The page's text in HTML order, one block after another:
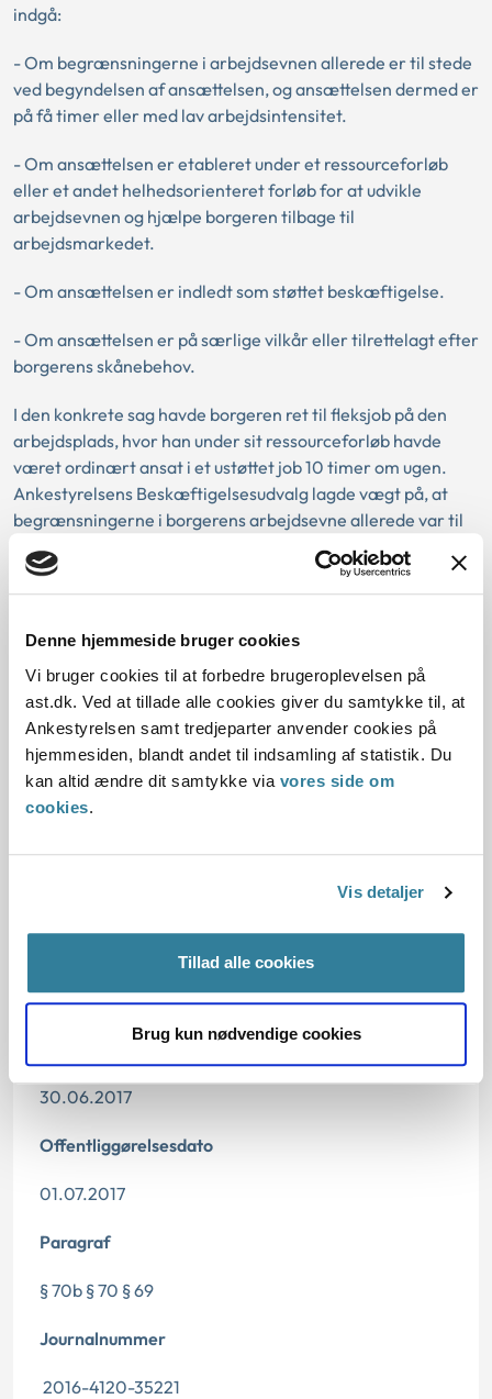
Denne hjemmeside bruger cookies
Vi bruger cookies til at forbedre brugeroplevelsen på
ast.dk. Ved at tillade alle cookies giver du samtykke til, at
Ankestyrelsen samt tredjeparter anvender cookies på
hjemmesiden, blandt andet til indsamling af statistik. Du
kan altid ændre dit samtykke via vores side om
cookies.
Vis detaljer
Tillad alle cookies
Brug kun nødvendige cookies
indgå:
- Om begrænsningerne i arbejdsevnen allerede er til stede
ved begyndelsen af ansættelsen, og ansættelsen dermed er
på få timer eller med lav arbejdsintensitet.
- Om ansættelsen er etableret under et ressourceforløb
eller et andet helhedsorienteret forløb for at udvikle
arbejdsevnen og hjælpe borgeren tilbage til
arbejdsmarkedet.
- Om ansættelsen er indledt som støttet beskæftigelse.
- Om ansættelsen er på særlige vilkår eller tilrettelagt efter
borgerens skånebehov.
I den konkrete sag havde borgeren ret til fleksjob på den
arbejdsplads, hvor han under sit ressourceforløb havde
været ordinært ansat i et ustøttet job 10 timer om ugen.
Ankestyrelsens Beskæftigelsesudvalg lagde vægt på, at
begrænsningerne i borgerens arbejdsevne allerede var til
stede ved ansættelsens begyndelse, hvor arbejdstiden blev
aftalt til 10 timer, at ansættelsen blev etableret under et
ressourceforløb og oprindeligt var støttet beskæftigelse i
skånehensyn blev tilgodeset i ansættelsen.
Baggrund for at behandle sagen principielt
Reglerne
Begrundelse for afgørelsen
Dato for underskrift
30.06.2017
Offentliggørelsesdato
01.07.2017
Paragraf
§ 70b § 70 § 69
Journalnummer
2016-4120-35221